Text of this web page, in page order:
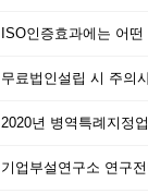
ISO인증효과에는 어
무료법인설립 시 주의
2020년 병역특례지정
기업부설연구소 연구